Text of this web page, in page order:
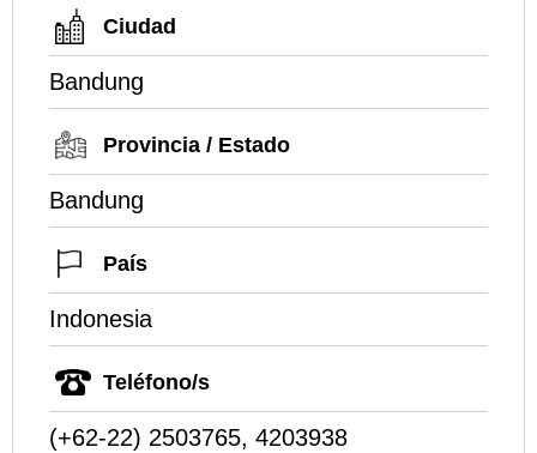
Ciudad
Bandung
Provincia / Estado
Bandung
País
Indonesia
Teléfono/s
(+62-22) 2503765, 4203938